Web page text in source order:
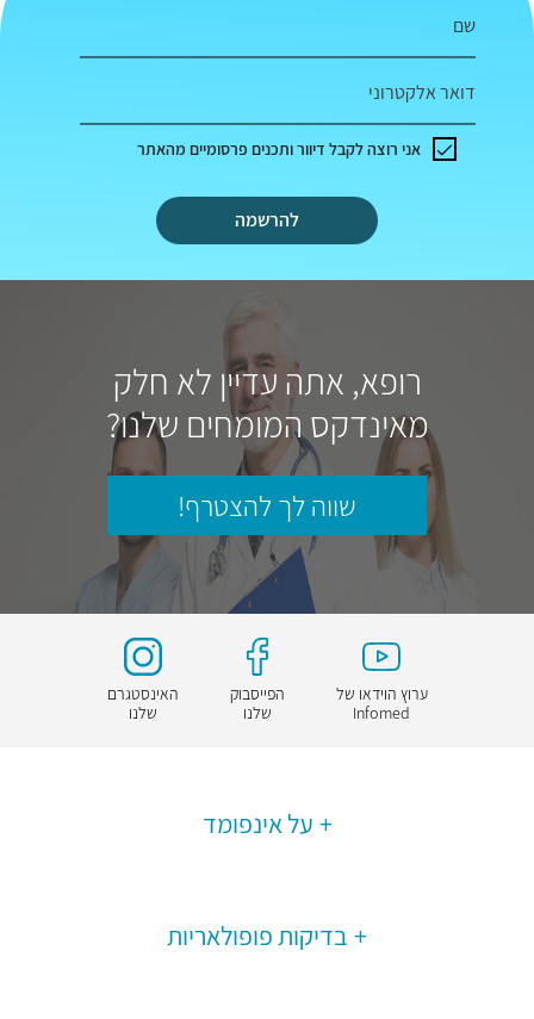
שם
דואר אלקטרוני
להרשמה
אני רוצה לקבל דיוור ותכנים פרסומיים מהאתר
רופא, אתה עדיין לא חלק
מאינדקס המומחים שלנו?
שווה לך להצטרף!
ערוץ הוידאו של
Infomed
הפייסבוק
שלנו
האינסטגרם
שלנו
על אינפומד
בדיקות פופולאריות